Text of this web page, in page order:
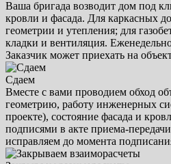
Ваша бригада возводит дом под
кровли и фасада. Для каркасных
геометрии и утепления; для
кладки и вентиляция.
Заказчик может приехать на
Сдаем
Вместе с вами проводием обход
геометрию, работу инженерных
проекте), состояние фасада и
подписями в акте приема-
исправляем до момента